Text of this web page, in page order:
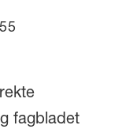
fagbladet